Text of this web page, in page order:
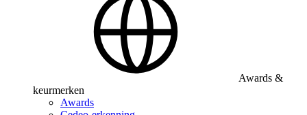
Awards &
keurmerken
Awards